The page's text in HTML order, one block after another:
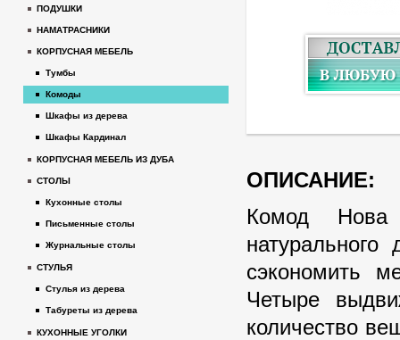
ОПИСАНИЕ:
Комод Нова
сэкономить
Четыре
количество
ПОДУШКИ
НАМАТРАСНИКИ
КОРПУСНАЯ МЕБЕЛЬ
Тумбы
Комоды
Шкафы из дерева
Шкафы Кардинал
КОРПУСНАЯ МЕБЕЛЬ ИЗ ДУБА
СТОЛЫ
Кухонные столы
Письменные столы
Журнальные столы
СТУЛЬЯ
Стулья из дерева
Табуреты из дерева
КУХОННЫЕ УГОЛКИ